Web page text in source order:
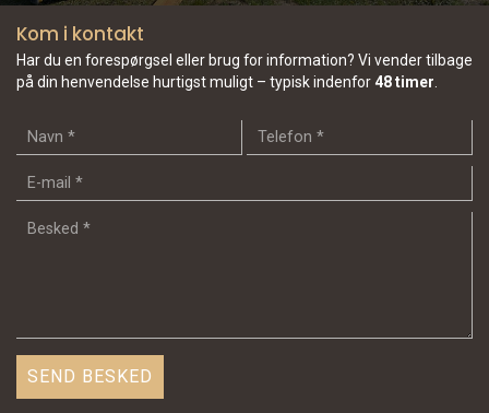
Kom i kontakt
Har du en forespørgsel eller brug for information? Vi vender tilbage
på din henvendelse hurtigst muligt – typisk indenfor 48 timer